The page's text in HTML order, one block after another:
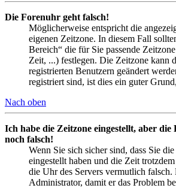
Die Forenuhr geht falsch!
Möglicherweise entspricht die
eigenen Zeitzone. In diesem Fall
Bereich“ die für Sie passende
Zeit, ...) festlegen. Die Zeitzone kann
registrierten Benutzern geändert
registriert sind, ist dies ein guter
Nach oben
Ich habe die Zeitzone eingestellt, aber
noch falsch!
Wenn Sie sich sicher sind, dass Sie
eingestellt haben und die Zeit
die Uhr des Servers vermutlich falsch.
Administrator, damit er das Problem